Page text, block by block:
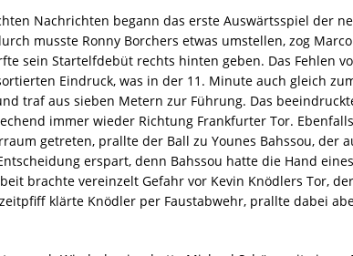
Nachrichten begann das erste Auswärtsspiel der
musste Ronny Borchers etwas umstellen, zog
sein Startelfdebüt rechts hinten geben. Das Fehlen
Eindruck, was in der 11. Minute auch gleich
traf aus sieben Metern zur Führung. Das
immer wieder Richtung Frankfurter Tor.
getreten, prallte der Ball zu Younes Bahssou, der
erspart, denn Bahssou hatte die Hand
brachte vereinzelt Gefahr vor Kevin Knödlers Tor,
klärte Knödler per Faustabwehr, prallte dabei